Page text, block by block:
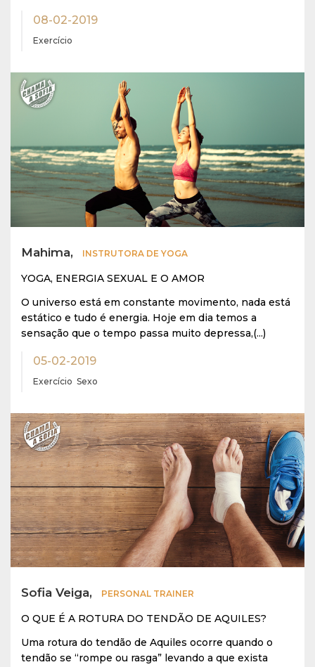
08-02-2019
Exercício
Mahima, INSTRUTORA DE YOGA
YOGA, ENERGIA SEXUAL E O AMOR
O universo está em constante movimento, nada está
estático e tudo é energia. Hoje em dia temos a
sensação que o tempo passa muito depressa,(...)
05-02-2019
Exercício Sexo
Sofia Veiga, PERSONAL TRAINER
O QUE É A ROTURA DO TENDÃO DE AQUILES?
Uma rotura do tendão de Aquiles ocorre quando o
tendão se “rompe ou rasga” levando a que exista